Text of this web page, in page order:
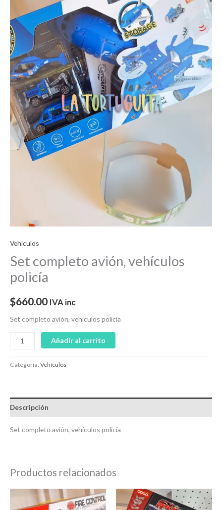
Vehículos
Set completo avión, vehículos
policía
$660.00 IVA inc
Set completo avión, vehículos policía
Añadir al carrito
Categoría:Vehículos
Descripción
Set completo avión, vehículos policía
Productos relacionados